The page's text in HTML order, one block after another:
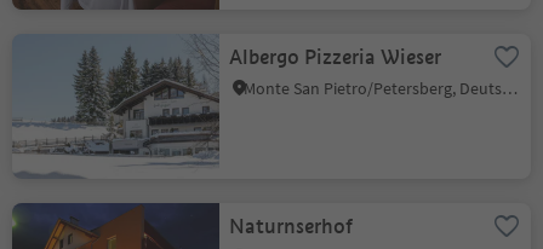
Albergo Pizzeria Wieser
Monte San Pietro/Petersberg, Deutschnofen/Nova Ponente, Dolomites Region Eggental
Naturnserhof